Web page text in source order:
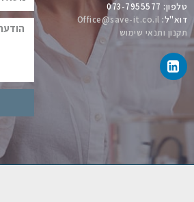
073-7955577
Office@save-it.co.il
ותנאי שימוש